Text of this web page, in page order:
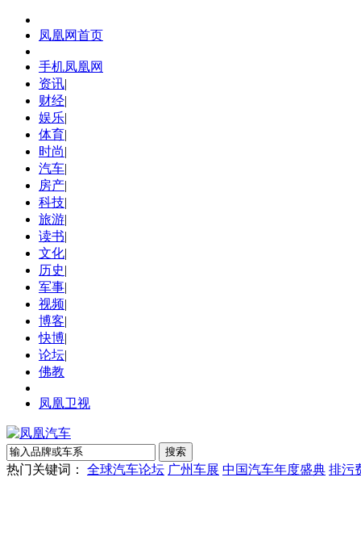
凤凰网首页
手机凤凰网
资讯|
财经|
娱乐|
体育|
时尚|
汽车|
房产|
科技|
旅游|
读书|
文化|
历史|
军事|
视频|
博客|
快博|
论坛|
佛教
凤凰卫视
热门关键词： 全球汽车论坛 广州车展 中国汽车年度盛典 排污